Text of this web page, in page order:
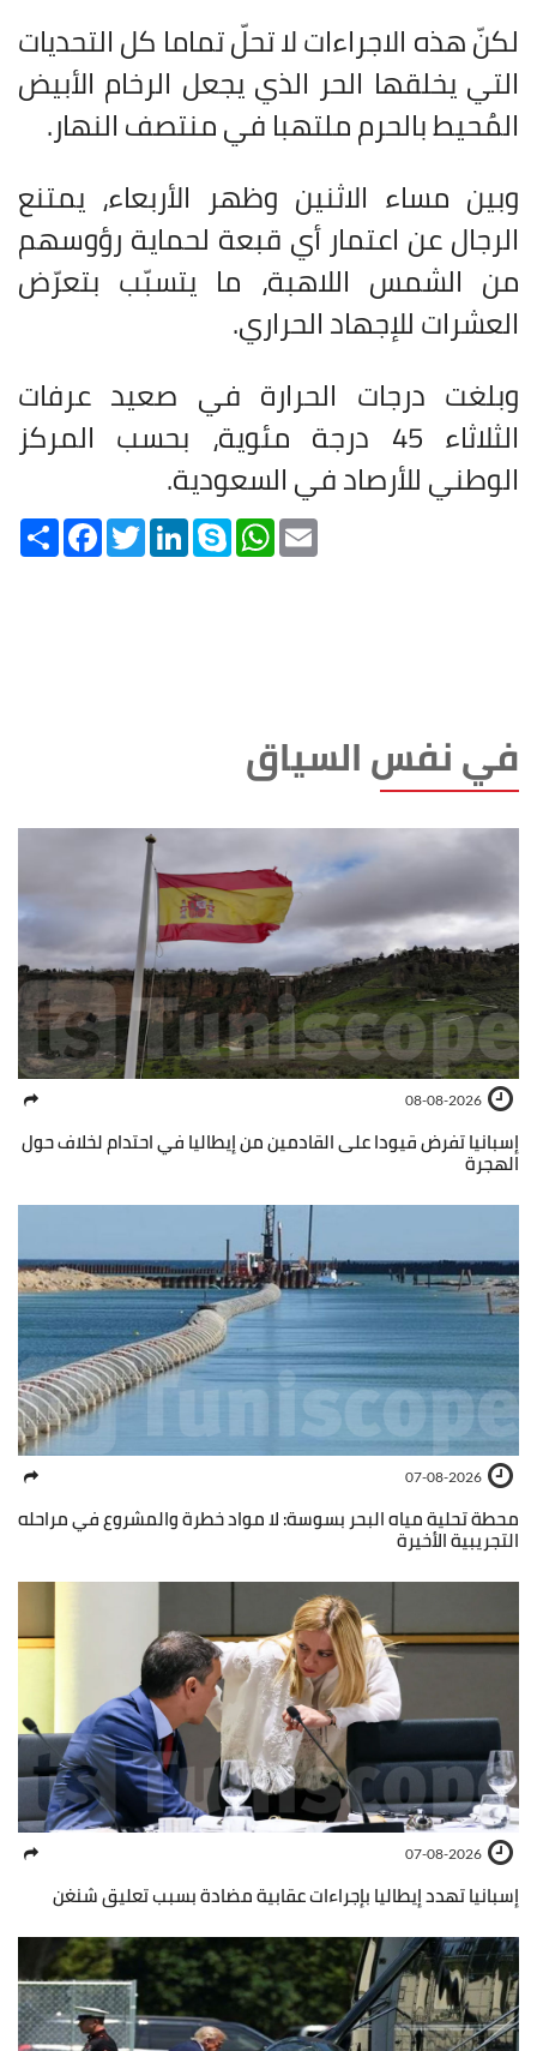
لكنّ هذه الاجراءات لا تحلّ تماما كل التحديات
التي يخلقها الحر الذي يجعل الرخام الأبيض
المُحيط بالحرم ملتهبا في منتصف النهار.
وبين مساء الاثنين وظهر الأربعاء، يمتنع
الرجال عن اعتمار أي قبعة لحماية رؤوسهم
من الشمس اللاهبة، ما يتسبّب بتعرّض
العشرات للإجهاد الحراري.
وبلغت درجات الحرارة في صعيد عرفات
الثلاثاء 45 درجة مئوية، بحسب المركز
الوطني للأرصاد في السعودية.
Share FacebookTwitterLinkedInSkype WhatsApp
في نفس السياق
08-08-2026
إسبانيا تفرض قيودا على القادمين من إيطاليا في احتدام لخلاف حول
الهجرة
07-08-2026
محطة تحلية مياه البحر بسوسة: لا مواد خطرة والمشروع في مراحله
التجريبية الأخيرة
07-08-2026
إسبانيا تهدد إيطاليا بإجراءات عقابية مضادة بسبب تعليق شنغن